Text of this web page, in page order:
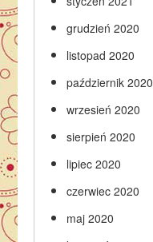
grudzień 2020
listopad 2020
październik 2020
wrzesień 2020
sierpień 2020
lipiec 2020
czerwiec 2020
maj 2020